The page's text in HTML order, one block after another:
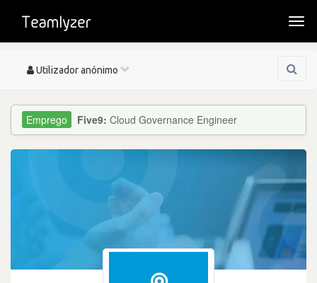
Toggle
Utilizador anónimo
Five9: Cloud Governance Engineer